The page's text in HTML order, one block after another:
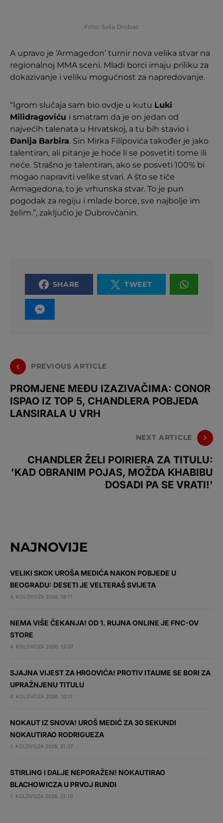
Foto: Saša Drobac
A upravo je ‘Armagedon’ turnir nova velika stvar na
regionalnoj MMA sceni. Mladi borci imaju priliku za
dokazivanje i veliku mogućnost za napredovanje.
“Igrom slučaja sam bio ovdje u kutu Luki
Milidragoviću i smatram da je on jedan od
najvećih talenata u Hrvatskoj, a tu bih stavio i
Đanija Barbira. Sin Mirka Filipovića također je jako
talentiran, ali pitanje je hoće li se posvetiti tome ili
neće. Strašno je talentiran, ako se posveti 100% bi
mogao napraviti velike stvari. A što se tiče
Armagedona, to je vrhunska stvar. To je pun
pogodak za regiju i mlade borce, sve najbolje im
želim.”, zaključio je Dubrovčanin.
SHARE TWEET
PREVIOUS ARTICLE
PROMJENE MEĐU IZAZIVAČIMA: CONOR
ISPAO IZ TOP 5, CHANDLERA POBJEDA
LANSIRALA U VRH
NEXT ARTICLE
CHANDLER ŽELI POIRIERA ZA TITULU:
'KAD OBRANIM POJAS, MOŽDA KHABIBU
DOSADI PA SE VRATI!'
NAJNOVIJE
VELIKI SKOK UROŠA MEDIĆA NAKON POBJEDE U
BEOGRADU: DESETI JE VELTERAŠ SVIJETA
4. KOLOVOZA 2026. 16:11
NEMA VIŠE ČEKANJA! OD 1. RUJNA ONLINE JE FNC-OV
STORE
4. KOLOVOZA 2026. 12:07
SJAJNA VIJEST ZA HRGOVIĆA! PROTIV ITAUME SE BORI ZA
UPRAŽNJENU TITULU
4. KOLOVOZA 2026. 10:11
NOKAUT IZ SNOVA! UROŠ MEDIĆ ZA 30 SEKUNDI
NOKAUTIRAO RODRIGUEZA
1. KOLOVOZA 2026. 21:37
STIRLING I DALJE NEPORAŽEN! NOKAUTIRAO
BLACHOWICZA U PRVOJ RUNDI
1. KOLOVOZA 2026. 21:10